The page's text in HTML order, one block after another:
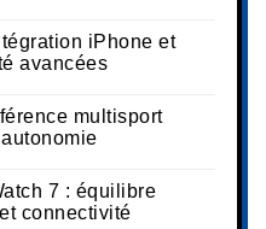
iPhone et
avancées
multisport
7 : équilibre
connectivité